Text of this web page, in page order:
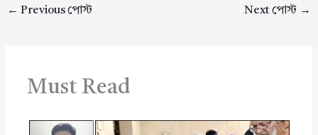
← Previous পোস্ট Next পোস্ট →
Must Read